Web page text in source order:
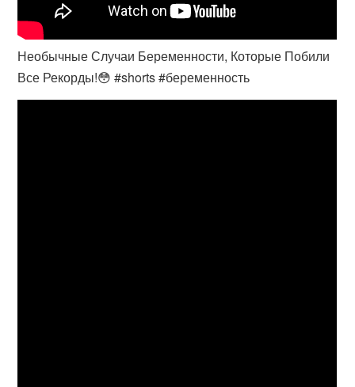
Необычные Случаи Беременности, Которые Побили
Все Рекорды!😳 #shorts #беременность